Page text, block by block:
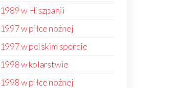
1989 w Hiszpanii
1997 w piłce nożnej
1997 w polskim sporcie
1998 w kolarstwie
1998 w piłce nożnej